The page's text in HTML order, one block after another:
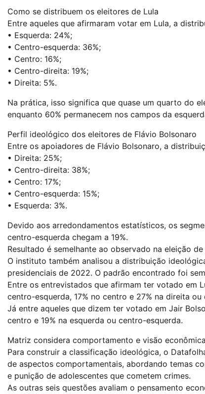
Como se distribuem os eleitores de Lula
Entre aqueles que afirmaram votar em Lula, a
• Esquerda: 24%;
• Centro-esquerda: 36%;
• Centro: 16%;
• Centro-direita: 19%;
• Direita: 5%.
Na prática, isso significa que quase um quarto do
enquanto 60% permanecem nos campos da
Perfil ideológico dos eleitores de Flávio Bolsonaro
Entre os apoiadores de Flávio Bolsonaro, a
• Direita: 25%;
• Centro-direita: 38%;
• Centro: 17%;
• Centro-esquerda: 15%;
• Esquerda: 3%.
Devido aos arredondamentos estatísticos, os
centro-esquerda chegam a 19%.
Resultado é semelhante ao observado na eleição
O instituto também analisou a distribuição
presidenciais de 2022. O padrão encontrado foi
Entre os entrevistados que afirmam ter votado em
centro-esquerda, 17% no centro e 27% na direita
Já entre aqueles que dizem ter votado em Jair
centro e 19% na esquerda ou centro-esquerda.
Matriz considera comportamento e visão econômica
Para construir a classificação ideológica, o
de aspectos comportamentais, abordando temas
e punição de adolescentes que cometem crimes.
As outras seis questões avaliam o pensamento